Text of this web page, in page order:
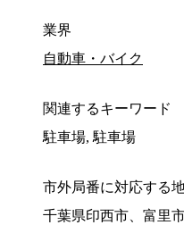
業界
自動車・バイク
関連するキーワード
駐車場, 駐車場
市外局番に対応する
千葉県印西市、富里